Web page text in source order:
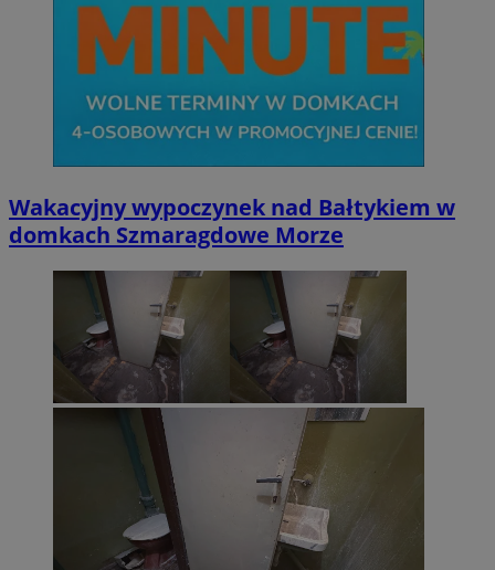
Wakacyjny wypoczynek nad Bałtykiem w
domkach Szmaragdowe Morze